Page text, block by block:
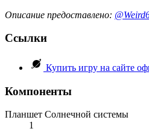
Описание предоставлено:
Ссылки
Купить игру на сайте
Компоненты
Планшет Солнечной системы
1